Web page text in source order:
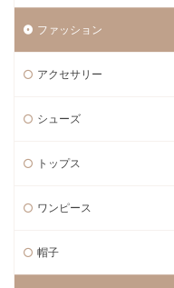
ファッション
アクセサリー
シューズ
トップス
ワンピース
帽子